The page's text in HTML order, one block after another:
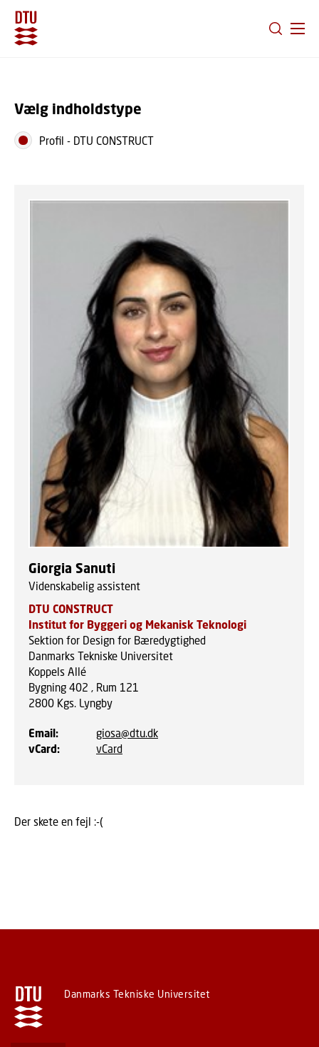
Vælg indholdstype
Profil - DTU CONSTRUCT
Giorgia Sanuti
Videnskabelig assistent
DTU CONSTRUCT
Institut for Byggeri og Mekanisk Teknologi
Sektion for Design for Bæredygtighed
Danmarks Tekniske Universitet
Koppels Allé
Bygning 402 , Rum 121
2800 Kgs. Lyngby
Email:
giosa@dtu.dk
vCard: vCard
Der skete en fejl :-(
Danmarks Tekniske Universitet